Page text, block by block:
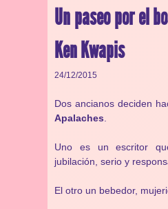
Un paseo por el
Ken Kwapis
24/12/2015
Dos ancianos deciden
Apalaches
Uno es un escritor
jubilación, serio y
El otro un bebedor,